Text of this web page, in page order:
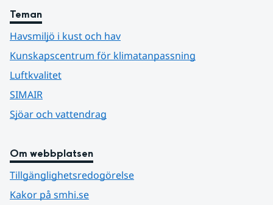
Teman
Havsmiljö i kust och hav
Kunskapscentrum för klimatanpassning
Luftkvalitet
SIMAIR
Sjöar och vattendrag
Om webbplatsen
Tillgänglighetsredogörelse
Kakor på smhi.se